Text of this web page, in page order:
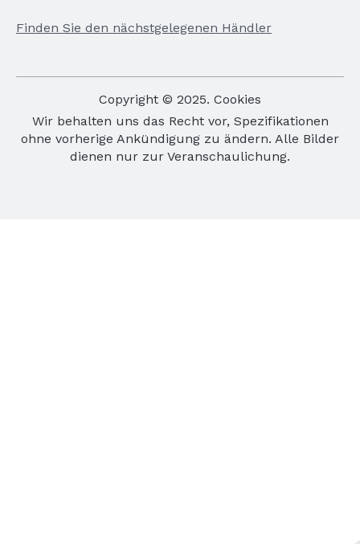
Finden Sie den nächstgelegenen Händler
Copyright © 2025. Cookies
Wir behalten uns das Recht vor, Spezifikationen
ohne vorherige Ankündigung zu ändern. Alle Bilder
dienen nur zur Veranschaulichung.